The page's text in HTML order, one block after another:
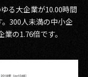
る大企業が10.00時間
300人未満の中小企
の1.76倍です。